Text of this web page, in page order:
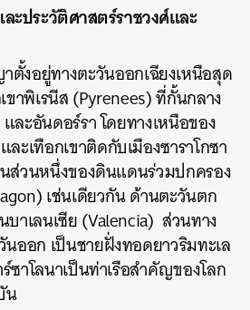
ะประวัติศาสตร์ราชวงศ์และ
งอยู่ทางตะวันออกเฉียงเหนือสุด
าพิเรนีส (Pyrenees) ที่กั้นกลาง
ละอันดอร์รา โดยทางเหนือของ
ะเทือกเขาติดกับเมืองซาราโกซา
นส่วนหนึ่งของดินแดนร่วมปกครอง
เช่นเดียวกัน ด้านตะวันตก
าเลนเซีย (Valencia) ส่วนทาง
ออก เป็นชายฝั่งทอดยาวริมทะเล
ซาโลนาเป็นท่าเรือสำคัญของโลก
น